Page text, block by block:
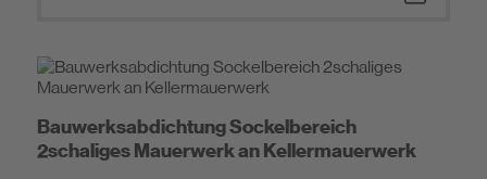
Bauwerksabdichtung Sockelbereich
2schaliges Mauerwerk an Kellermauerwerk